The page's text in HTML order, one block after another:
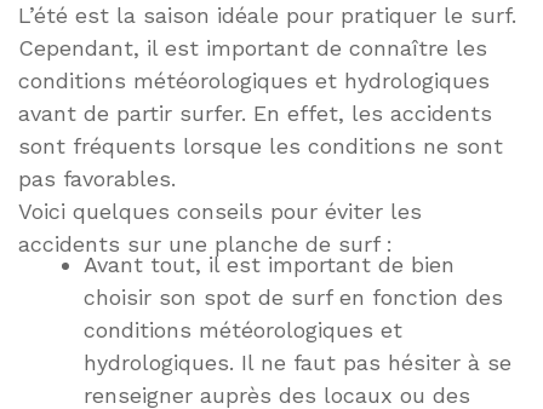
L’été est la saison idéale pour pratiquer le surf.
Cependant, il est important de connaître les
conditions météorologiques et hydrologiques
avant de partir surfer. En effet, les accidents
sont fréquents lorsque les conditions ne sont
pas favorables.
Voici quelques conseils pour éviter les
accidents sur une planche de surf :
Avant tout, il est important de bien
choisir son spot de surf en fonction des
conditions météorologiques et
hydrologiques. Il ne faut pas hésiter à se
renseigner auprès des locaux ou des